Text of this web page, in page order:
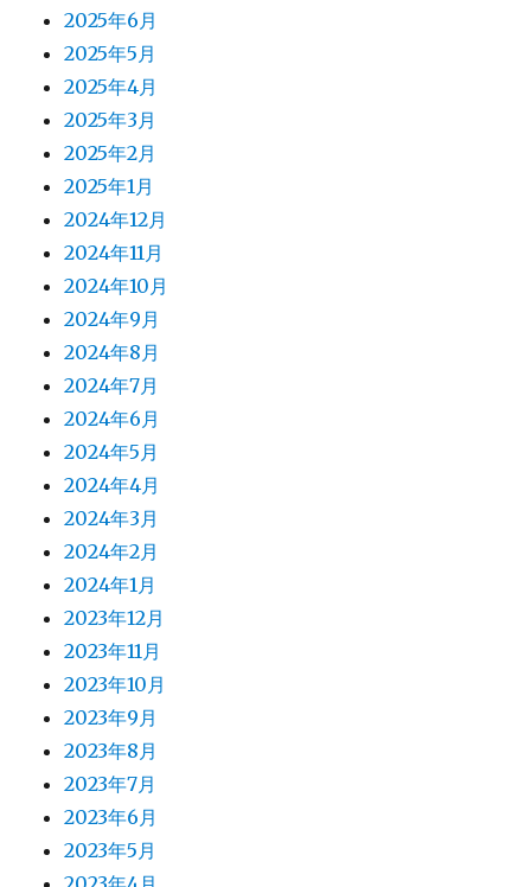
2025年6月
2025年5月
2025年4月
2025年3月
2025年2月
2025年1月
2024年12月
2024年11月
2024年10月
2024年9月
2024年8月
2024年7月
2024年6月
2024年5月
2024年4月
2024年3月
2024年2月
2024年1月
2023年12月
2023年11月
2023年10月
2023年9月
2023年8月
2023年7月
2023年6月
2023年5月